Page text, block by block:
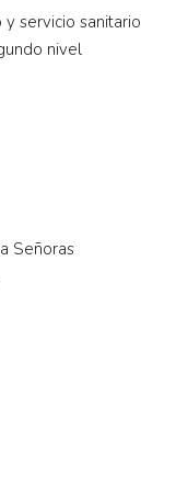
servicio sanitario
nivel
Señoras